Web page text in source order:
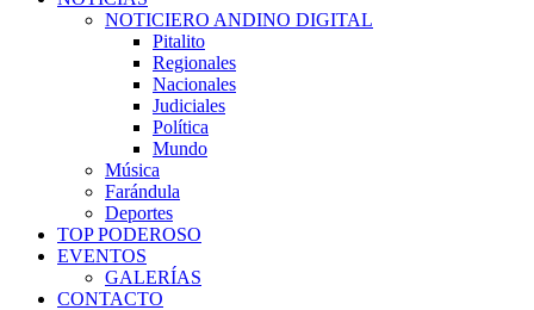
NOTICIERO ANDINO DIGITAL
Pitalito
Regionales
Nacionales
Judiciales
Política
Mundo
Música
Farándula
Deportes
TOP PODEROSO
EVENTOS
GALERÍAS
CONTACTO